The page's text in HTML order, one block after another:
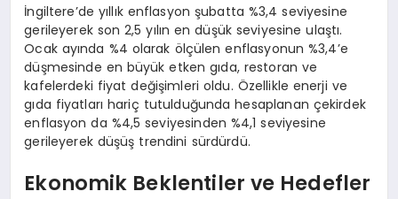
İngiltere’de yıllık enflasyon şubatta %3,4 seviyesine
gerileyerek son 2,5 yılın en düşük seviyesine ulaştı.
Ocak ayında %4 olarak ölçülen enflasyonun %3,4’e
düşmesinde en büyük etken gıda, restoran ve
kafelerdeki fiyat değişimleri oldu. Özellikle enerji ve
gıda fiyatları hariç tutulduğunda hesaplanan çekirdek
enflasyon da %4,5 seviyesinden %4,1 seviyesine
gerileyerek düşüş trendini sürdürdü.
Ekonomik Beklentiler ve Hedefler